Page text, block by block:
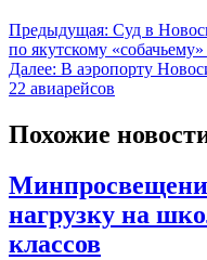
Предыдущая: Суд в
по якутскому «собачьему»
Далее: В аэропорту
22 авиарейсов
Похожие
нагрузку на
классов